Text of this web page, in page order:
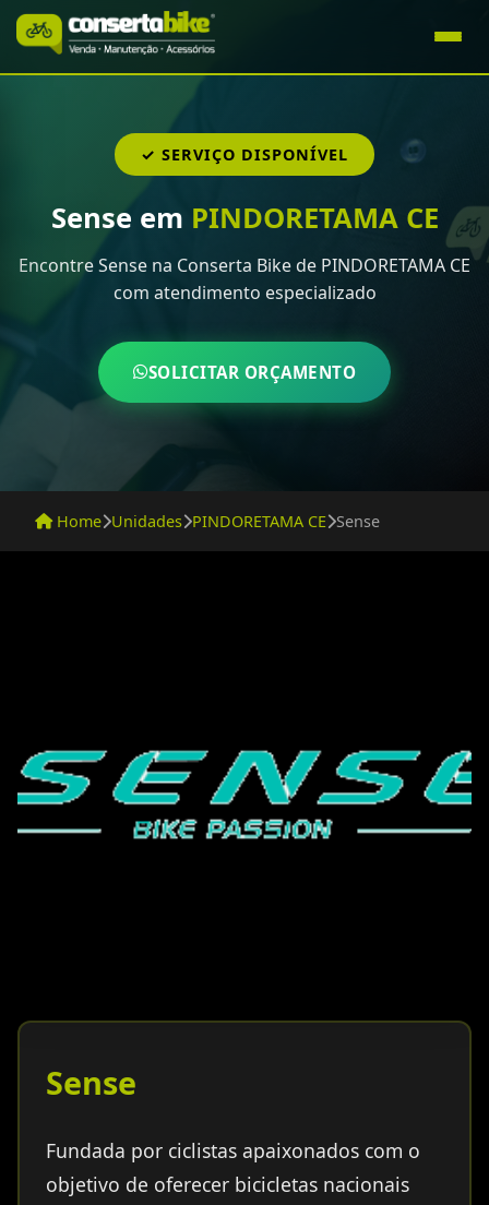
✓ SERVIÇO DISPONÍVEL
Sense em PINDORETAMA CE
Encontre Sense na Conserta Bike de PINDORETAMA CE
com atendimento especializado
SOLICITAR ORÇAMENTO
Home Unidades PINDORETAMA CE Sense
Sense
Fundada por ciclistas apaixonados com o
objetivo de oferecer bicicletas nacionais